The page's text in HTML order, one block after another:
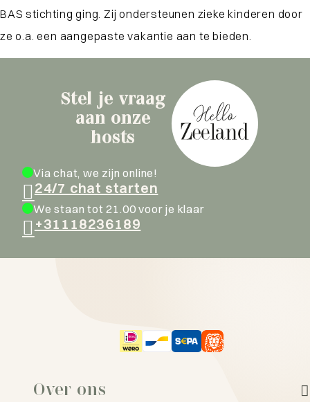
BAS stichting ging. Zij ondersteunen zieke kinderen door
ze o.a. een aangepaste vakantie aan te bieden.
Stel je vraag
aan onze
hosts
Via chat, we zijn online!
24/7 chat starten
We staan tot 21.00 voor je klaar
+31118236189
Over ons